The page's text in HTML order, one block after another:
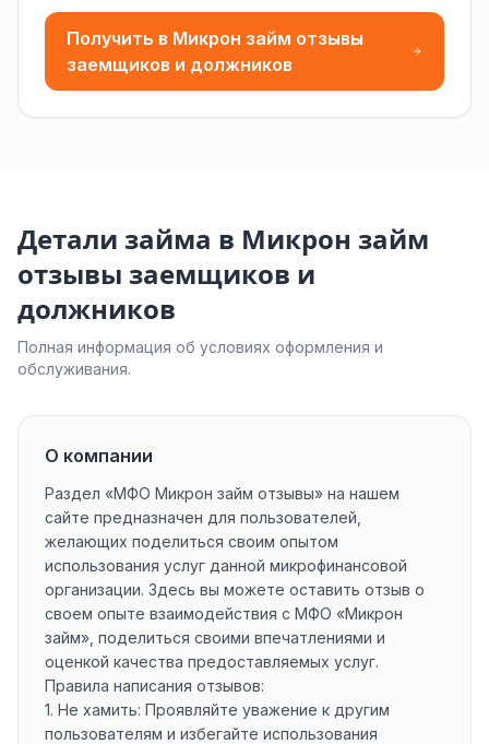
Получить в Микрон займ отзывы
заемщиков и должников
Детали займа в Микрон займ
отзывы заемщиков и
должников
Полная информация об условиях оформления и
обслуживания.
О компании
Раздел «МФО Микрон займ отзывы» на нашем
сайте предназначен для пользователей,
желающих поделиться своим опытом
использования услуг данной микрофинансовой
организации. Здесь вы можете оставить отзыв о
своем опыте взаимодействия с МФО «Микрон
займ», поделиться своими впечатлениями и
оценкой качества предоставляемых услуг.
Правила написания отзывов:
1. Не хамить: Проявляйте уважение к другим
пользователям и избегайте использования